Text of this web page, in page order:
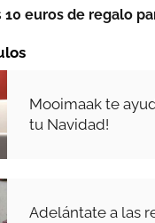
10 euros de regalo
Mooimaak te
tu Navidad!
Adelántate a las